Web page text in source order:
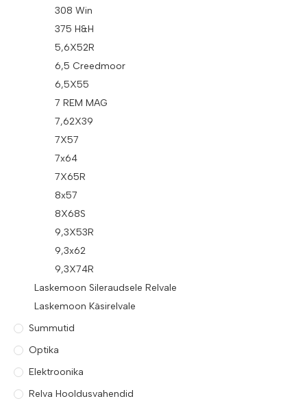
308 Win
375 H&H
5,6X52R
6,5 Creedmoor
6,5X55
7 REM MAG
7,62X39
7X57
7x64
7X65R
8x57
8X68S
9,3X53R
9,3x62
9,3X74R
Laskemoon Sileraudsele Relvale
Laskemoon Käsirelvale
Summutid
Optika
Elektroonika
Relva Hooldusvahendid